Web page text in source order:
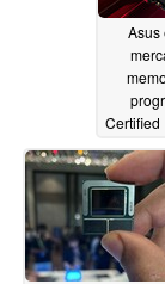
Asus
Certified